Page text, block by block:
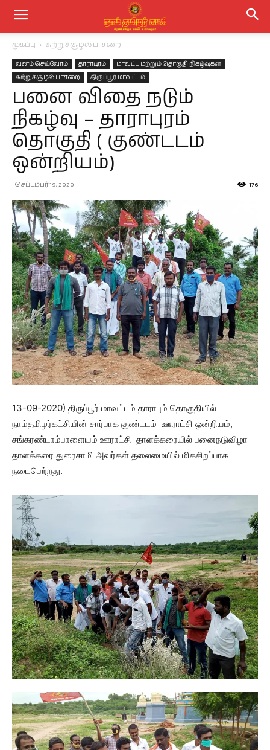
முகப்பு சுற்றுச்சூழல் பாசறை
வனம் செய்வோம் தாராபுரம்
மாவட்ட மற்றும் தொகுதி நிகழ்வுகள்
சுற்றுச்சூழல் பாசறை
திருப்பூர் மாவட்டம்
பனை விதை நடும்
நிகழ்வு – தாராபுரம்
தொகுதி ( குண்டடம்
ஒன்றியம்)
செப்டம்பர் 19, 2020 176
13-09-2020) திருப்பூர் மாவட்டம் தாராபும் தொகுதியில்
நாம்தமிழர்கட்சியின் சார்பாக குண்டடம் ஊராட்சி ஒன்றியம்,
சங்கரண்டாம்பாளையம் ஊராட்சி தாளக்கரையில் பனைநடுவிழா
தாளக்கரை துரைசாமி அவர்கள் தலைமையில் மிகசிறப்பாக
நடைபெற்றது.